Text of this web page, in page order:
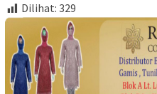
Dilihat: 329